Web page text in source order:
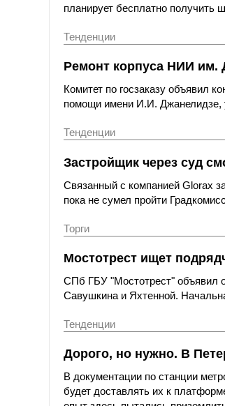
планирует бесплатно получить
Тенденции
Ремонт корпуса НИИ им.
Комитет по госзаказу объявил
помощи имени И.И. Джанелидзе,
Тенденции
Застройщик через суд
Связанный с компанией Glorax
пока не сумел пройти
Торги
Мостотрест ищет
СПб ГБУ "Мостотрест" объявил
Савушкина и Яхтенной.
Тенденции
Дорого, но нужно. В
В документации по станции
будет доставлять их к